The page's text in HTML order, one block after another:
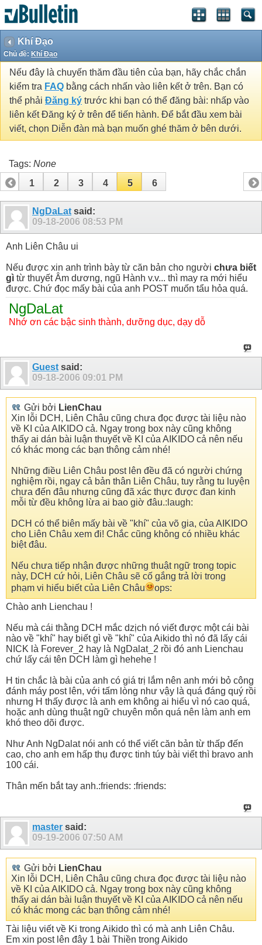
Khí Đạo
Chủ đề: Khí Đạo
Nếu đây là chuyến thăm đầu tiên của bạn, hãy chắc chắn
kiểm tra FAQ bằng cách nhấn vào liên kết ở trên. Bạn có
thể phải Đăng ký trước khi bạn có thể đăng bài: nhấp vào
liên kết Đăng ký ở trên để tiến hành. Để bắt đầu xem bài
viết, chọn Diễn đàn mà bạn muốn ghé thăm ở bên dưới.
Tags: None
1
2 3 4 5 6
NgDaLat said:
09-18-2006 08:53 PM
Anh Liên Châu ui
Nếu được xin anh trình bày từ căn bản cho người chưa biết
gì từ thuyết Âm dương, ngũ Hành v.v... thì may ra mới hiểu
được. Chứ đọc mấy bài của anh POST muốn tẩu hỏa quá.
NgDaLat
Nhớ ơn các bậc sinh thành, dưỡng dục, dạy dỗ
Guest said:
09-18-2006 09:01 PM
Gửi bởi LienChau
Xin lỗi DCH, Liên Châu cũng chưa đọc được tài liệu nào
về KI của AIKIDO cả. Ngay trong box này cũng không
thấy ai dán bài luận thuyết về KI của AIKIDO cả nên nếu
có khác mong các bạn thông cảm nhé!
Những điều Liên Châu post lên đều đã có người chứng
nghiệm rồi, ngay cả bản thân Liên Châu, tuy rằng tu luyện
chưa đến đâu nhưng cũng đã xác thực được đan kinh
mỗi từ đều không lừa ai bao giờ đâu.:laugh:
DCH có thể biên mấy bài về "khí" của võ gia, của AIKIDO
cho Liên Châu xem đi! Chắc cũng không có nhiều khác
biệt đâu.
Nếu chưa tiếp nhận được những thuật ngữ trong topic
này, DCH cứ hỏi, Liên Châu sẽ cố gắng trả lời trong
phạm vi hiểu biết của Liên Châu
ops:
Chào anh Lienchau !
Nếu mà cái thằng DCH mắc dzịch nó viết được một cái bài
nào về "khí" hay biết gì về "khí" của Aikido thì nó đã lấy cái
NICK là Forever_2 hay là NgDalat_2 rồi đó anh Lienchau
chứ lấy cái tên DCH làm gì hehehe !
H tin chắc là bài của anh có giá trị lắm nên anh mới bỏ công
đánh máy post lên, với tấm lòng như vậy là quá đáng quý rồi
nhưng H thấy được là anh em không ai hiểu vì nó cao quá,
hoặc anh dùng thuật ngữ chuyên môn quá nên làm anh em
khó theo dõi được.
Như Anh NgDalat nói anh có thể viết căn bản từ thấp đến
cao, cho anh em hấp thụ được tinh túy bài viết thì bravo anh
100 cái.
Thân mến bắt tay anh.:friends: :friends:
master said:
09-19-2006 07:50 AM
Gửi bởi LienChau
Xin lỗi DCH, Liên Châu cũng chưa đọc được tài liệu nào
về KI của AIKIDO cả. Ngay trong box này cũng không
thấy ai dán bài luận thuyết về KI của AIKIDO cả nên nếu
có khác mong các bạn thông cảm nhé!
Tài liệu viết về Ki trong Aikido thì có mà anh Liên Châu.
Em xin post lên đây 1 bài Thiền trong Aikido